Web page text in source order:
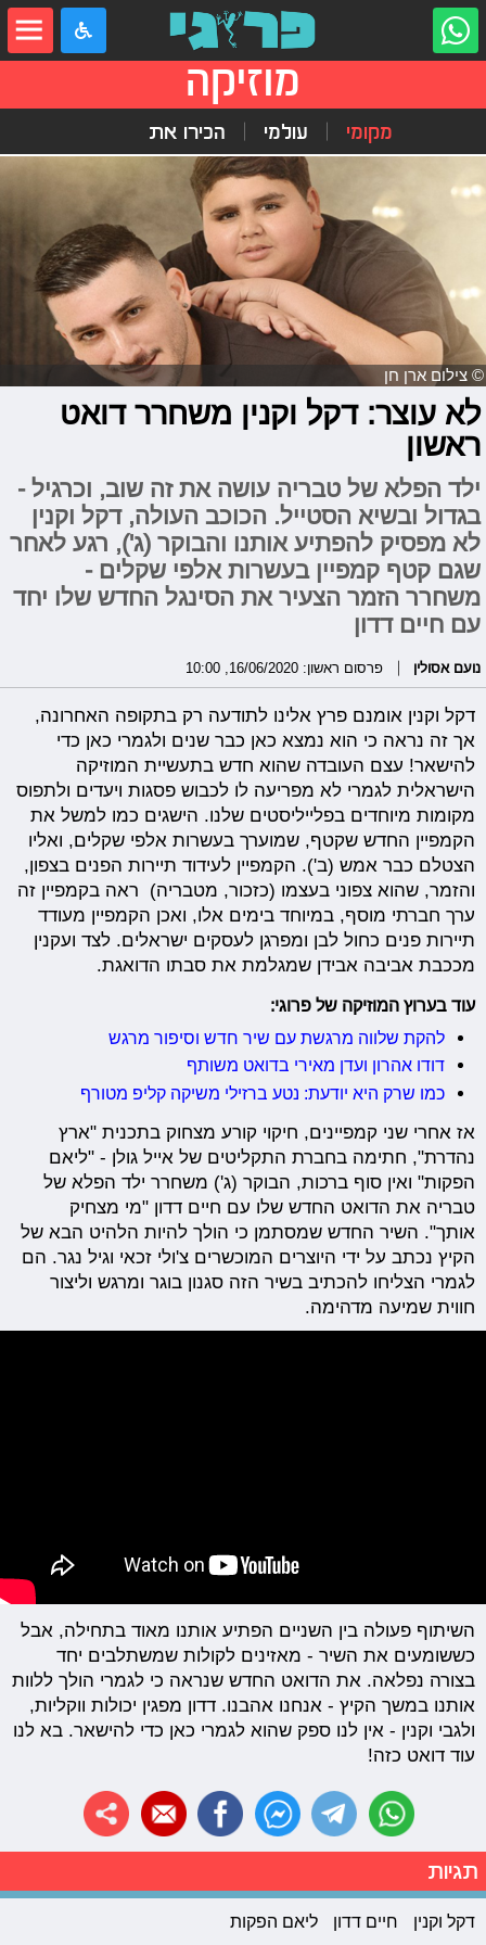
מוזיקה
מקומי עולמי הכירו את
© צילום ארן חן
לא עוצר: דקל וקנין משחרר דואט
ראשון
ילד הפלא של טבריה עושה את זה שוב, וכרגיל -
בגדול ובשיא הסטייל. הכוכב העולה, דקל וקנין
לא מפסיק להפתיע אותנו והבוקר (ג'), רגע לאחר
שגם קטף קמפיין בעשרות אלפי שקלים -
משחרר הזמר הצעיר את הסינגל החדש שלו יחד
עם חיים דדון
נועם אסולין פרסום ראשון: 16/06/2020, 10:00
דקל וקנין אומנם פרץ אלינו לתודעה רק בתקופה האחרונה,
אך זה נראה כי הוא נמצא כאן כבר שנים ולגמרי כאן כדי
להישאר! עצם העובדה שהוא חדש בתעשיית המוזיקה
הישראלית לגמרי לא מפריעה לו לכבוש פסגות ויעדים ולתפוס
מקומות מיוחדים בפלייליסטים שלנו. הישגים כמו למשל את
הקמפיין החדש שקטף, שמוערך בעשרות אלפי שקלים, ואליו
הצטלם כבר אמש (ב'). הקמפיין לעידוד תיירות הפנים בצפון,
והזמר, שהוא צפוני בעצמו (כזכור, מטבריה) ראה בקמפיין זה
ערך חברתי מוסף, במיוחד בימים אלו, ואכן הקמפיין מעודד
תיירות פנים כחול לבן ומפרגן לעסקים ישראלים. לצד ועקנין
מככבת אביבה אבידן שמגלמת את סבתו הדואגת.
עוד בערוץ המוזיקה של פרוגי:
להקת שלווה מרגשת עם שיר חדש וסיפור מרגש
דודו אהרון ועדן מאירי בדואט משותף
כמו שרק היא יודעת: נטע ברזילי משיקה קליפ מטורף
אז אחרי שני קמפיינים, חיקוי קורע מצחוק בתכנית "ארץ
נהדרת", חתימה בחברת התקליטים של אייל גולן - "ליאם
הפקות" ואין סוף ברכות, הבוקר (ג') משחרר ילד הפלא של
טבריה את הדואט החדש שלו עם חיים דדון "מי מצחיק
אותך". השיר החדש שמסתמן כי הולך להיות הלהיט הבא של
הקיץ נכתב על ידי היוצרים המוכשרים צ'ולי זכאי וגיל נגר. הם
לגמרי הצליחו להכתיב בשיר הזה סגנון בוגר ומרגש וליצור
חווית שמיעה מדהימה.
השיתוף פעולה בין השניים הפתיע אותנו מאוד בתחילה, אבל
כששומעים את השיר - מאזינים לקולות שמשתלבים יחד
בצורה נפלאה. את הדואט החדש שנראה כי לגמרי הולך ללוות
אותנו במשך הקיץ - אנחנו אהבנו. דדון מפגין יכולות ווקליות,
ולגבי וקנין - אין לנו ספק שהוא לגמרי כאן כדי להישאר. בא לנו
עוד דואט כזה!
תגיות
דקל וקנין חיים דדון ליאם הפקות